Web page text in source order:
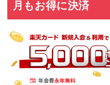
月もお得に決済